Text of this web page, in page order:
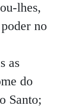
lhes,
no
as
do
Santo;